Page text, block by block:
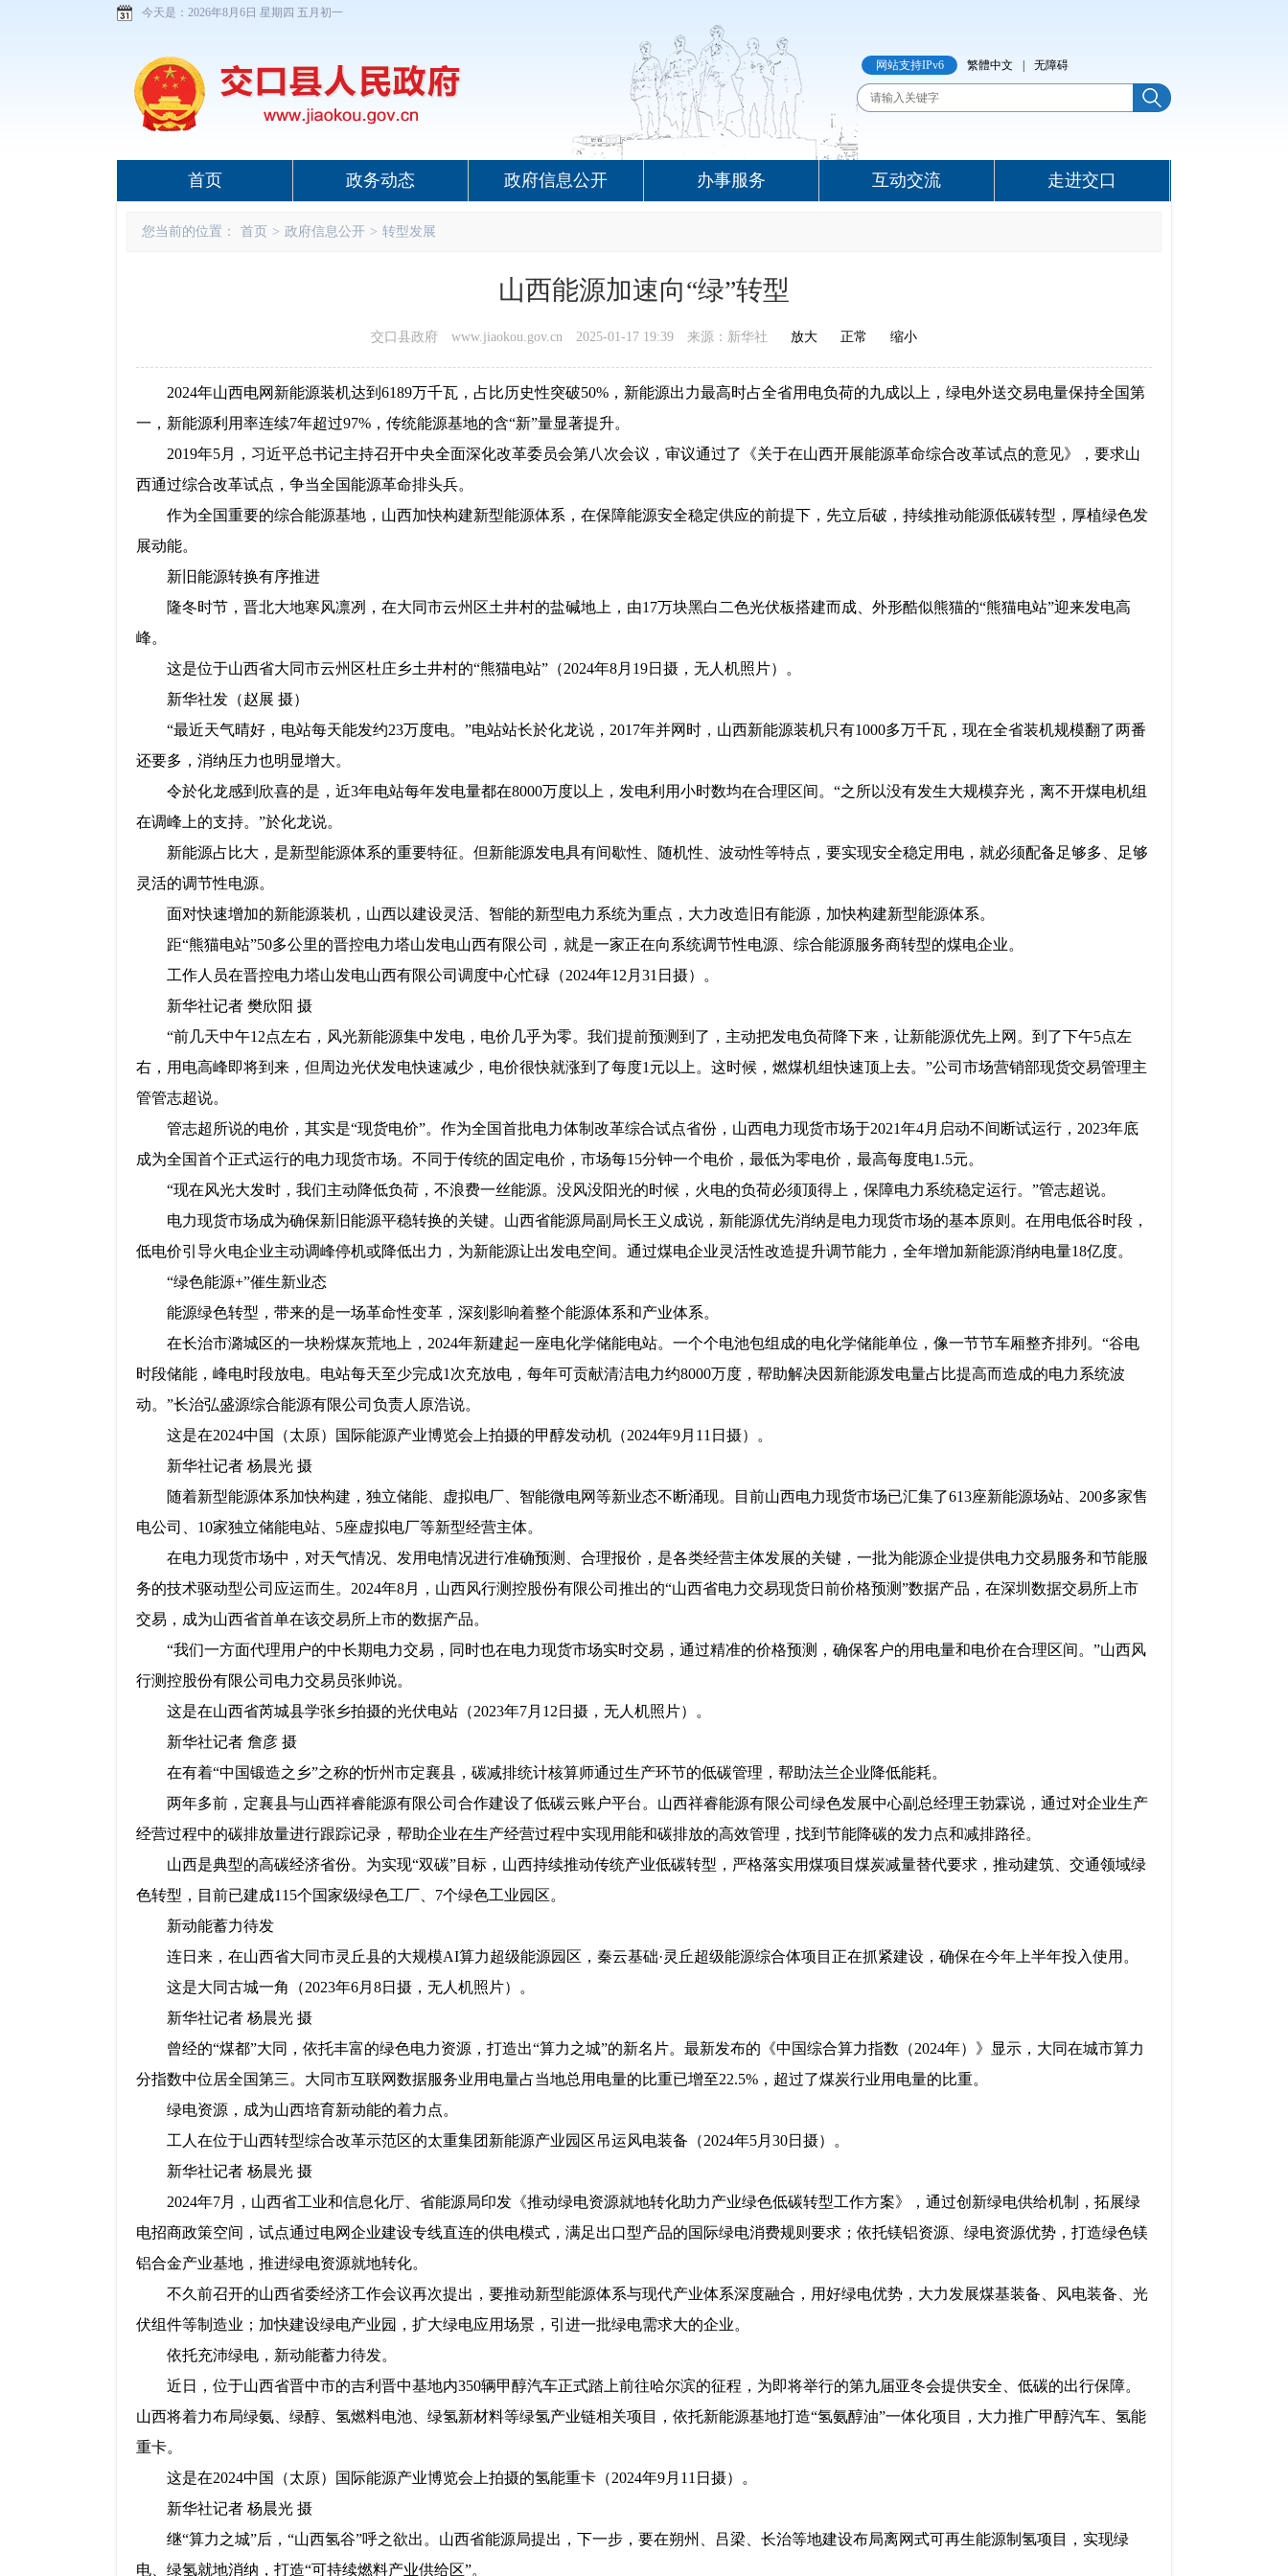
今天是： 2026年8月6日 星期四 五月初一
网站支持IPv6 繁體中文 无障碍
首页 政务动态 政府信息公开 办事服务 互动交流 走进交口
您当前的位置： 首页 > 政府信息公开 > 转型发展
山西能源加速向“绿”转型
交口县政府 www.jiaokou.gov.cn 2025-01-17 19:39 来源：新华社 放大 正常 缩小
2024年山西电网新能源装机达到6189万千瓦，占比历史性突破50%，新能源出力最高时占全省用电负荷的九成以上，绿电外送交易电量保持全国第
一，新能源利用率连续7年超过97%，传统能源基地的含“新”量显著提升。
2019年5月，习近平总书记主持召开中央全面深化改革委员会第八次会议，审议通过了《关于在山西开展能源革命综合改革试点的意见》，要求山
西通过综合改革试点，争当全国能源革命排头兵。
作为全国重要的综合能源基地，山西加快构建新型能源体系，在保障能源安全稳定供应的前提下，先立后破，持续推动能源低碳转型，厚植绿色发
展动能。
新旧能源转换有序推进
隆冬时节，晋北大地寒风凛冽，在大同市云州区土井村的盐碱地上，由17万块黑白二色光伏板搭建而成、外形酷似熊猫的“熊猫电站”迎来发电高
峰。
这是位于山西省大同市云州区杜庄乡土井村的“熊猫电站”（2024年8月19日摄，无人机照片）。
新华社发（赵展 摄）
“最近天气晴好，电站每天能发约23万度电。”电站站长於化龙说，2017年并网时，山西新能源装机只有1000多万千瓦，现在全省装机规模翻了两番
还要多，消纳压力也明显增大。
令於化龙感到欣喜的是，近3年电站每年发电量都在8000万度以上，发电利用小时数均在合理区间。“之所以没有发生大规模弃光，离不开煤电机组
在调峰上的支持。”於化龙说。
新能源占比大，是新型能源体系的重要特征。但新能源发电具有间歇性、随机性、波动性等特点，要实现安全稳定用电，就必须配备足够多、足够
灵活的调节性电源。
面对快速增加的新能源装机，山西以建设灵活、智能的新型电力系统为重点，大力改造旧有能源，加快构建新型能源体系。
距“熊猫电站”50多公里的晋控电力塔山发电山西有限公司，就是一家正在向系统调节性电源、综合能源服务商转型的煤电企业。
工作人员在晋控电力塔山发电山西有限公司调度中心忙碌（2024年12月31日摄）。
新华社记者 樊欣阳 摄
“前几天中午12点左右，风光新能源集中发电，电价几乎为零。我们提前预测到了，主动把发电负荷降下来，让新能源优先上网。到了下午5点左
右，用电高峰即将到来，但周边光伏发电快速减少，电价很快就涨到了每度1元以上。这时候，燃煤机组快速顶上去。”公司市场营销部现货交易管理主
管管志超说。
管志超所说的电价，其实是“现货电价”。作为全国首批电力体制改革综合试点省份，山西电力现货市场于2021年4月启动不间断试运行，2023年底
成为全国首个正式运行的电力现货市场。不同于传统的固定电价，市场每15分钟一个电价，最低为零电价，最高每度电1.5元。
“现在风光大发时，我们主动降低负荷，不浪费一丝能源。没风没阳光的时候，火电的负荷必须顶得上，保障电力系统稳定运行。”管志超说。
电力现货市场成为确保新旧能源平稳转换的关键。山西省能源局副局长王义成说，新能源优先消纳是电力现货市场的基本原则。在用电低谷时段，
低电价引导火电企业主动调峰停机或降低出力，为新能源让出发电空间。通过煤电企业灵活性改造提升调节能力，全年增加新能源消纳电量18亿度。
“绿色能源+”催生新业态
能源绿色转型，带来的是一场革命性变革，深刻影响着整个能源体系和产业体系。
在长治市潞城区的一块粉煤灰荒地上，2024年新建起一座电化学储能电站。一个个电池包组成的电化学储能单位，像一节节车厢整齐排列。“谷电
时段储能，峰电时段放电。电站每天至少完成1次充放电，每年可贡献清洁电力约8000万度，帮助解决因新能源发电量占比提高而造成的电力系统波
动。”长治弘盛源综合能源有限公司负责人原浩说。
这是在2024中国（太原）国际能源产业博览会上拍摄的甲醇发动机（2024年9月11日摄）。
新华社记者 杨晨光 摄
随着新型能源体系加快构建，独立储能、虚拟电厂、智能微电网等新业态不断涌现。目前山西电力现货市场已汇集了613座新能源场站、200多家售
电公司、10家独立储能电站、5座虚拟电厂等新型经营主体。
在电力现货市场中，对天气情况、发用电情况进行准确预测、合理报价，是各类经营主体发展的关键，一批为能源企业提供电力交易服务和节能服
务的技术驱动型公司应运而生。2024年8月，山西风行测控股份有限公司推出的“山西省电力交易现货日前价格预测”数据产品，在深圳数据交易所上市
交易，成为山西省首单在该交易所上市的数据产品。
“我们一方面代理用户的中长期电力交易，同时也在电力现货市场实时交易，通过精准的价格预测，确保客户的用电量和电价在合理区间。”山西风
行测控股份有限公司电力交易员张帅说。
这是在山西省芮城县学张乡拍摄的光伏电站（2023年7月12日摄，无人机照片）。
新华社记者 詹彦 摄
在有着“中国锻造之乡”之称的忻州市定襄县，碳减排统计核算师通过生产环节的低碳管理，帮助法兰企业降低能耗。
两年多前，定襄县与山西祥睿能源有限公司合作建设了低碳云账户平台。山西祥睿能源有限公司绿色发展中心副总经理王勃霖说，通过对企业生产
经营过程中的碳排放量进行跟踪记录，帮助企业在生产经营过程中实现用能和碳排放的高效管理，找到节能降碳的发力点和减排路径。
山西是典型的高碳经济省份。为实现“双碳”目标，山西持续推动传统产业低碳转型，严格落实用煤项目煤炭减量替代要求，推动建筑、交通领域绿
色转型，目前已建成115个国家级绿色工厂、7个绿色工业园区。
新动能蓄力待发
连日来，在山西省大同市灵丘县的大规模AI算力超级能源园区，秦云基础·灵丘超级能源综合体项目正在抓紧建设，确保在今年上半年投入使用。
这是大同古城一角（2023年6月8日摄，无人机照片）。
新华社记者 杨晨光 摄
曾经的“煤都”大同，依托丰富的绿色电力资源，打造出“算力之城”的新名片。最新发布的《中国综合算力指数（2024年）》显示，大同在城市算力
分指数中位居全国第三。大同市互联网数据服务业用电量占当地总用电量的比重已增至22.5%，超过了煤炭行业用电量的比重。
绿电资源，成为山西培育新动能的着力点。
工人在位于山西转型综合改革示范区的太重集团新能源产业园区吊运风电装备（2024年5月30日摄）。
新华社记者 杨晨光 摄
2024年7月，山西省工业和信息化厅、省能源局印发《推动绿电资源就地转化助力产业绿色低碳转型工作方案》，通过创新绿电供给机制，拓展绿
电招商政策空间，试点通过电网企业建设专线直连的供电模式，满足出口型产品的国际绿电消费规则要求；依托镁铝资源、绿电资源优势，打造绿色镁
铝合金产业基地，推进绿电资源就地转化。
不久前召开的山西省委经济工作会议再次提出，要推动新型能源体系与现代产业体系深度融合，用好绿电优势，大力发展煤基装备、风电装备、光
伏组件等制造业；加快建设绿电产业园，扩大绿电应用场景，引进一批绿电需求大的企业。
依托充沛绿电，新动能蓄力待发。
近日，位于山西省晋中市的吉利晋中基地内350辆甲醇汽车正式踏上前往哈尔滨的征程，为即将举行的第九届亚冬会提供安全、低碳的出行保障。
山西将着力布局绿氨、绿醇、氢燃料电池、绿氢新材料等绿氢产业链相关项目，依托新能源基地打造“氢氨醇油”一体化项目，大力推广甲醇汽车、氢能
重卡。
这是在2024中国（太原）国际能源产业博览会上拍摄的氢能重卡（2024年9月11日摄）。
新华社记者 杨晨光 摄
继“算力之城”后，“山西氢谷”呼之欲出。山西省能源局提出，下一步，要在朔州、吕梁、长治等地建设布局离网式可再生能源制氢项目，实现绿
电、绿氢就地消纳，打造“可持续燃料产业供给区”。